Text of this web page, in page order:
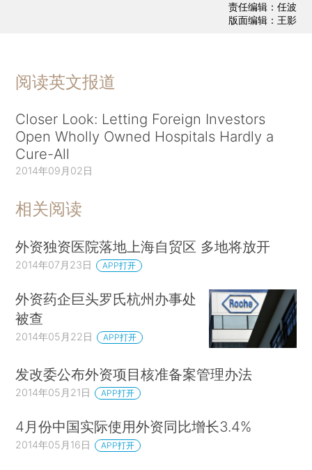
责任编辑：任波
版面编辑：王影
阅读英文报道
Closer Look: Letting Foreign Investors
Open Wholly Owned Hospitals Hardly a
Cure-All
2014年09月02日
相关阅读
外资独资医院落地上海自贸区 多地将放开
2014年07月23日 APP打开
外资药企巨头罗氏杭州办事处
被查
2014年05月22日 APP打开
发改委公布外资项目核准备案管理办法
2014年05月21日 APP打开
4月份中国实际使用外资同比增长3.4%
2014年05月16日 APP打开